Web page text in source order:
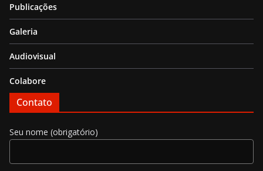
Publicações
Galeria
Audiovisual
Colabore
Contato
Seu nome (obrigatório)